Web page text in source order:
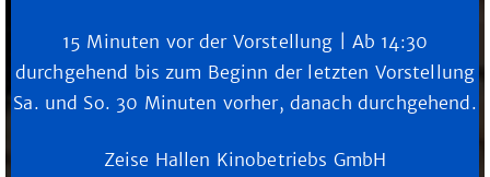
15 Minuten vor der Vorstellung | Ab 14:30
durchgehend bis zum Beginn der letzten Vorstellung
Sa. und So. 30 Minuten vorher, danach durchgehend.
Zeise Hallen Kinobetriebs GmbH